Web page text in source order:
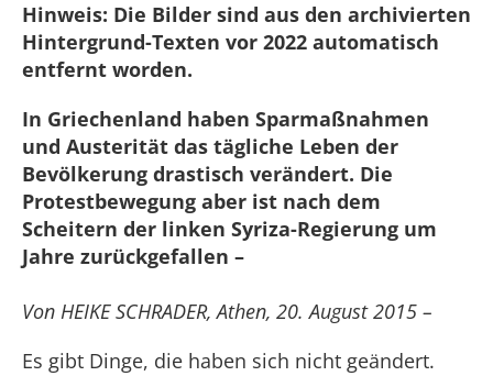
Hinweis: Die Bilder sind aus den archivierten
Hintergrund-Texten vor 2022 automatisch
entfernt worden.
In Griechenland haben Sparmaßnahmen
und Austerität das tägliche Leben der
Bevölkerung drastisch verändert. Die
Protestbewegung aber ist nach dem
Scheitern der linken Syriza-Regierung um
Jahre zurückgefallen –
Von HEIKE SCHRADER, Athen, 20. August 2015 –
Es gibt Dinge, die haben sich nicht geändert.